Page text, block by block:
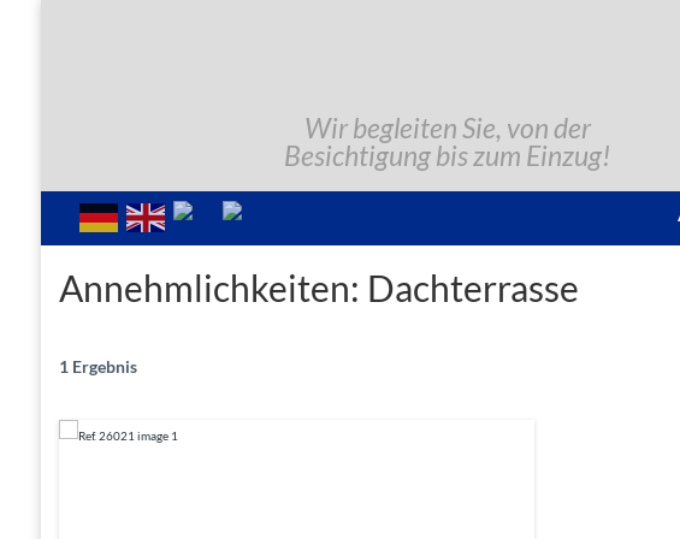
Wir begleiten Sie, von der
Besichtigung bis zum Einzug!
Annehmlichkeiten: Dachterrasse
1 Ergebnis